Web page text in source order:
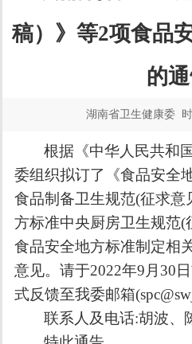
稿）》等2项食品
的
湖南省卫生健康委
根据《中华人民共和
委组织拟订了《食品安全
食品制备卫生规范(征求
方标准中央厨房卫生规范(
食品安全地方标准制定相
意见。请于2022年9 月 30
式反馈至我委邮箱(
联系人及电话:胡波、